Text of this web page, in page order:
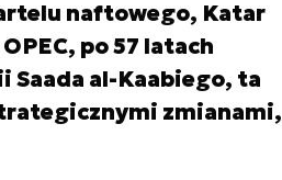
naftowego, Katar
po 57 latach
Saada al-Kaabiego, ta
zmianami,